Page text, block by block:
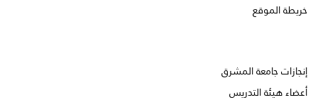
خريطة الموقع
إنجازات جامعة المشرق
أعضاء هيئة التدريس